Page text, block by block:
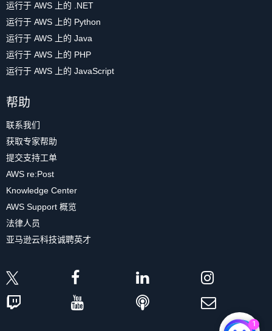
运行于 AWS 上的 .NET
运行于 AWS 上的 Python
运行于 AWS 上的 Java
运行于 AWS 上的 PHP
运行于 AWS 上的 JavaScript
帮助
联系我们
获取专家帮助
提交支持工单
AWS re:Post
Knowledge Center
AWS Support 概览
法律人员
亚马逊云科技诚聘英才
1